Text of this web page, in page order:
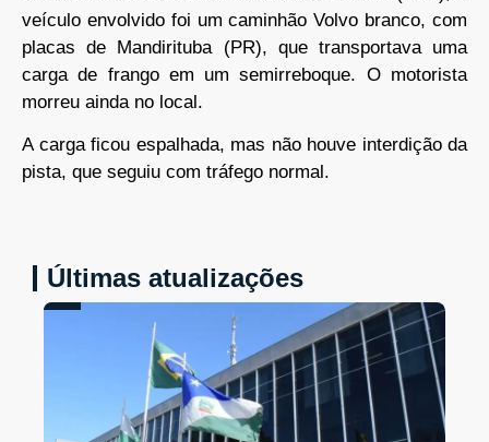
veículo envolvido foi um caminhão Volvo branco, com
placas de Mandirituba (PR), que transportava uma
carga de frango em um semirreboque. O motorista
morreu ainda no local.
A carga ficou espalhada, mas não houve interdição da
pista, que seguiu com tráfego normal.
Últimas atualizações